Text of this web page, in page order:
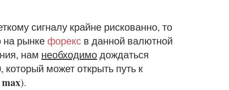
сигналу крайне рискованно, то
на рынкефорекс в данной валютной
нам необходимодождаться
может открыть путь к
).